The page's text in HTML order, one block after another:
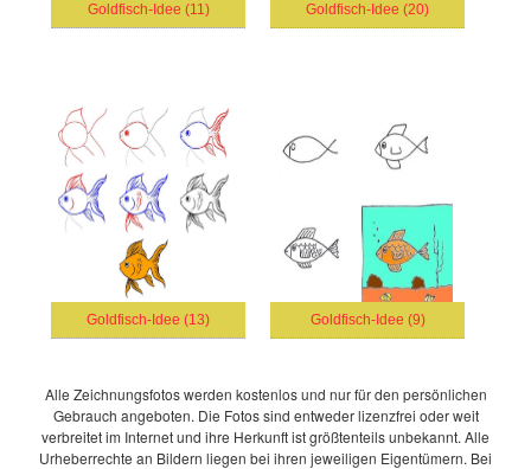
Goldfisch-Idee (11) Goldfisch-Idee (20)
Goldfisch-Idee (13) Goldfisch-Idee (9)
Alle Zeichnungsfotos werden kostenlos und nur für den persönlichen
Gebrauch angeboten. Die Fotos sind entweder lizenzfrei oder weit
verbreitet im Internet und ihre Herkunft ist größtenteils unbekannt. Alle
Urheberrechte an Bildern liegen bei ihren jeweiligen Eigentümern. Bei